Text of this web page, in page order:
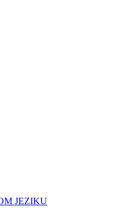
JEZIKU